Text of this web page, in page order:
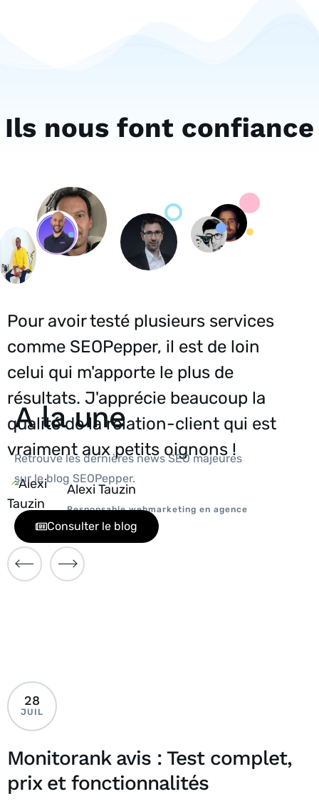
Ils nous font confiance
Pour avoir testé plusieurs services
comme SEOPepper, il est de loin
celui qui m'apporte le plus de
résultats. J'apprécie beaucoup la
qualité de la relation-client qui est
vraiment aux petits oignons !
Alexi Tauzin
Responsable webmarketing en agence
A la une
Retrouve les dernières news SEO majeures
sur le blog SEOPepper.
Consulter le blog
JUIL
28
Monitorank avis : Test complet,
prix et fonctionnalités